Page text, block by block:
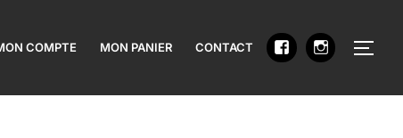
COMPTE MON PANIER CONTACT